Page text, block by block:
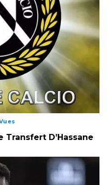
Transfert D’Hassane